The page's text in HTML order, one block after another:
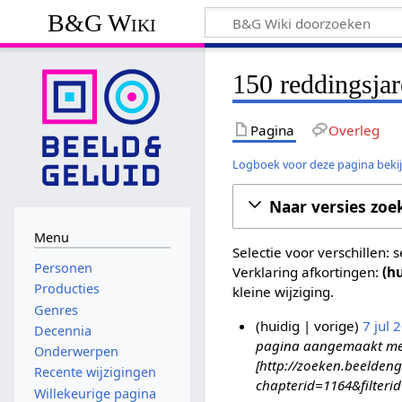
B&G Wiki
150
Pagina Overleg
Logboek voor deze pagina
Naar versies
Selectie voor verschillen:
Verklaring afkortingen:
kleine wijziging.
huidig vorige 7 jul
pagina aangemaakt
[http://
Menu
Personen
Producties
Genres
Decennia
Onderwerpen
Recente wijzigingen
Willekeurige pagina